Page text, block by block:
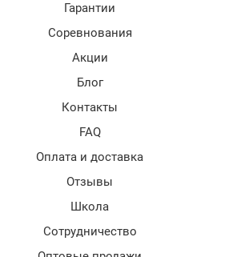
Гарантии
Соревнования
Акции
Блог
Контакты
FAQ
Оплата и доставка
Отзывы
Школа
Сотрудничество